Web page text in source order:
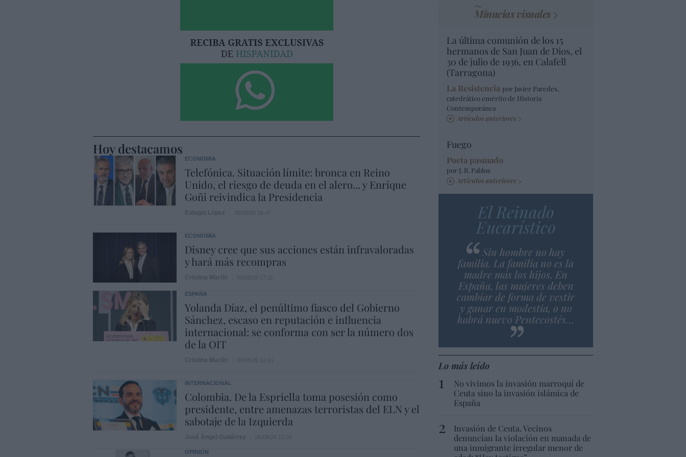
Hoy destacamos
ECONOMÍA
Telefónica. Situación límite: bronca en Reino
Unido, el riesgo de deuda en el alero... y Enrique
Goñi reivindica la Presidencia
ECONOMÍA
Disney cree que sus acciones están infravaloradas
y hará más recompras
ESPAÑA
Yolanda Díaz, el penúltimo fiasco del Gobierno
Sánchez, escaso en reputación e influencia
internacional: se conforma con ser la número dos
de la OIT
INTERNACIONAL
Colombia. De la Espriella toma posesión como
presidente, entre amenazas terroristas del ELN y el
sabotaje de la Izquierda
OPINIÓN
Minucias visuales
La última comunión de los 15
hermanos de San Juan de Dios, el
30 de julio de 1936, en Calafell
(Tarragona)
La Resistencia por Javier Paredes,
catedrático emérito de Historia
Contemporánea
Artículos anteriores
Fuego
Poeta pasmado
por J. R. Pablos
Artículos anteriores
El Reinado
Eucarístico
Sin hombre no hay
familia. La familia no es la
madre más los hijos. En
España, las mujeres deben
cambiar de forma de vestir
y ganar en modestia, o no
habrá nuevo Pentecostés…
Lo más leído
No vivimos la invasión marroquí de
Ceuta sino la invasión islámica de
España
Invasión de Ceuta. Vecinos
denuncian la violación en manada de
una inmigrante irregular menor de